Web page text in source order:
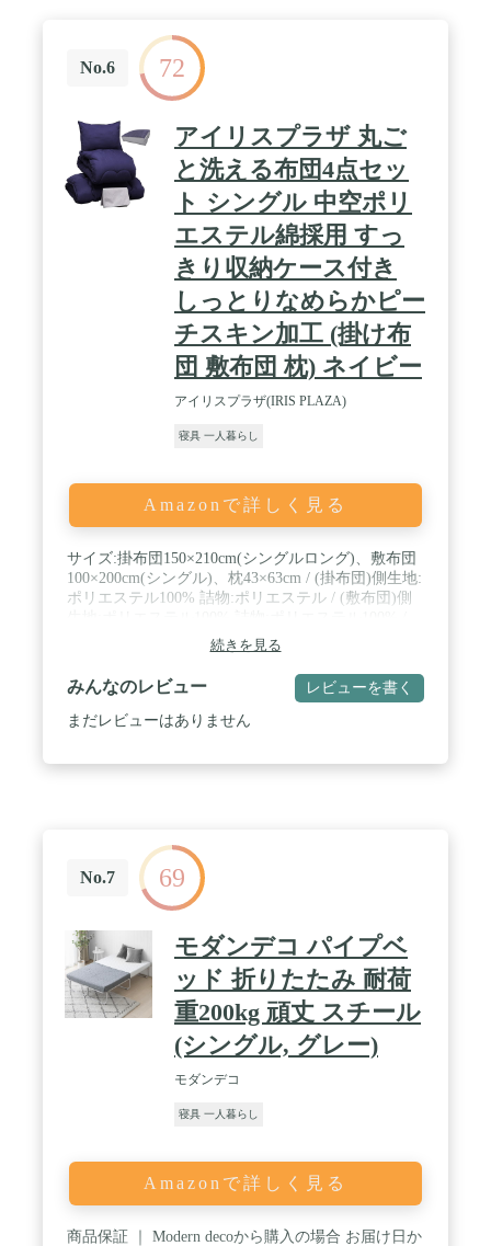
No.6 72
アイリスプラザ 丸ご
と洗える布団4点セッ
ト シングル 中空ポリ
エステル綿採用 すっ
きり収納ケース付き
しっとりなめらかピー
チスキン加工 (掛け布
団 敷布団 枕) ネイビー
アイリスプラザ(IRIS PLAZA)
寝具 一人暮らし
Amazonで詳しく見る
サイズ:掛布団150×210cm(シングルロング)、敷布団
100×200cm(シングル)、枕43×63cm / (掛布団)側生地:
ポリエステル100% 詰物:ポリエステル / (敷布団)側
(枕)側生地:ポリエステル100% 詰物:ポリエステル
100%、(収納袋)不織布 / ※配送時は圧縮梱包でコン
パクトな状態でお届け。開封後、陰干し後のご利用
をおすすめします。 / 重量:6.25 kg
続きを見る
みんなのレビュー レビューを書く
まだレビューはありません
No.7 69
モダンデコ パイプベ
ッド 折りたたみ 耐荷
重200kg 頑丈 スチール
(シングル, グレー)
モダンデコ
寝具 一人暮らし
Amazonで詳しく見る
商品保証 ｜ Modern decoから購入の場合 お届け日か